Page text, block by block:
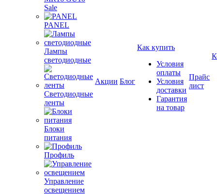
Sale
PANEL
Лампы
светодиодные
Светодиодные
ленты
Блоки
питания
Профиль
Управление
освещением
Акции Блог
Как купить
Условия
оплаты
Условия
доставки
Гарантия
на товар
Прайс
лист